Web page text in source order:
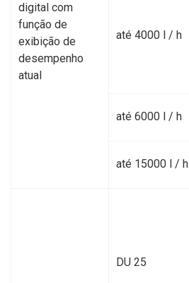
digital com
função de
exibição de
desempenho
atual
até 4000 l / h
até 6000 l / h
até 15000 l / h
DU 25